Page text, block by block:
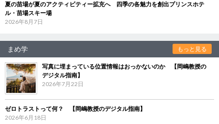
夏の苗場が夏のアクティビティー拡充へ 四季の各魅力を創出プリンスホテ
ル・苗場スキー場
2026年8月7日
まめ学 もっと見る
写真に埋まっている位置情報はおっかないのか 【岡嶋教授の
デジタル指南】
2026年7月22日
ゼロトラストって何？ 【岡嶋教授のデジタル指南】
2026年6月18日